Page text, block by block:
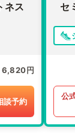
ネス
6,820円
談予約
セ
公